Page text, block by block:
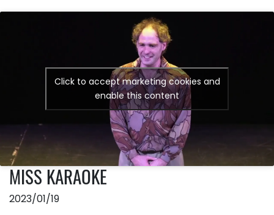
MISS KARAOKE
2023/01/19
Click to accept marketing cookies and
enable this content